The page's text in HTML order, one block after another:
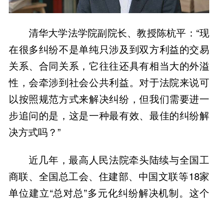
清华大学法学院副院长、教授陈杭平：“现
在很多纠纷不是单纯只涉及到双方利益的交易
关系、合同关系，它往往还具有相当大的外溢
性，会牵涉到社会公共利益。对于法院来说可
以按照规范方式来解决纠纷，但我们需要进一
步追问的是，这是一种最有效、最佳的纠纷解
决方式吗？”
近几年，最高人民法院牵头陆续与全国工
商联、全国总工会、住建部、中国文联等18家
单位建立“总对总”多元化纠纷解决机制。这个